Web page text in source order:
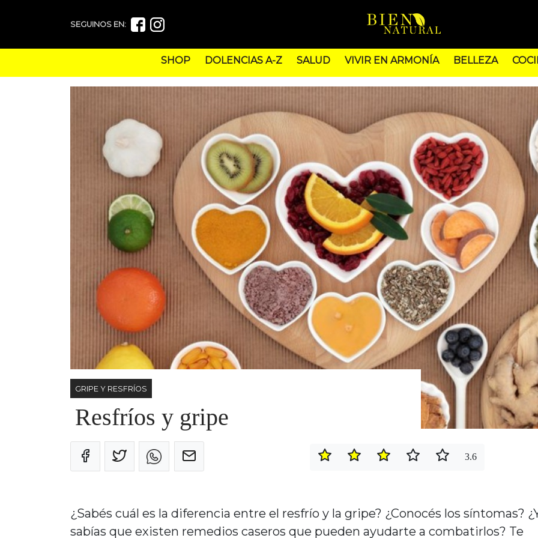
SEGUINOS EN:
SHOP DOLENCIAS A-Z SALUD VIVIR EN ARMONÍA BELLEZA
GRIPE Y RESFRÍOS
Resfríos y gripe
3.6
¿Sabés cuál es la diferencia entre el resfrío y la gripe? ¿Conocés los síntomas?
sabías que existen remedios caseros que pueden ayudarte a combatirlos? Te